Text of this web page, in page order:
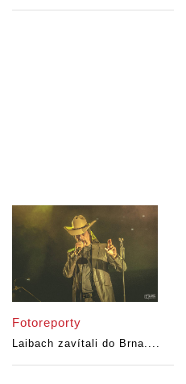
Fotoreporty
Laibach zavítali do Brna....